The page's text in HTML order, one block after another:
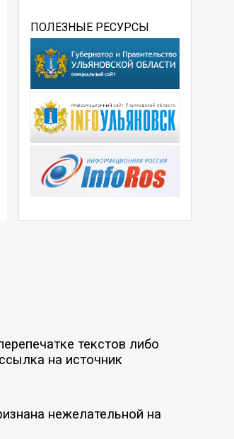
ПОЛЕЗНЫЕ РЕСУРСЫ
текстов либо
на источник
нежелательной на